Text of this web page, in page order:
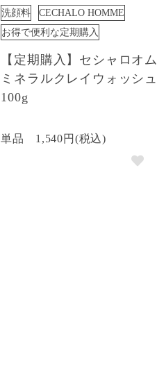
洗顔料
CECHALO HOMME
お得で便利な定期購入
【定期購入】セシャロオム
ミネラルクレイウォッシュ
100g
単品 1,540円(税込)